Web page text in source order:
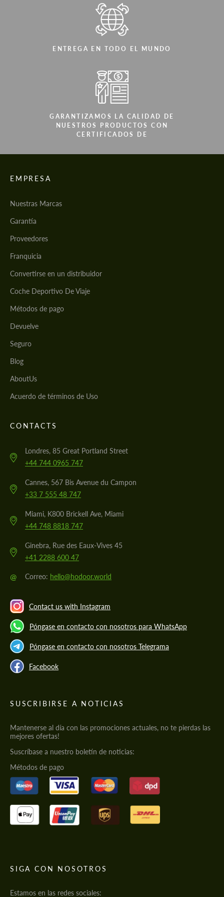
ENTREGA EN TODO EL MUNDO
GARANTIZAMOS LA CALIDAD DE
NUESTROS PRODUCTOS CON
CERTIFICADOS DE
EMPRESA
Nuestras Marcas
Garantía
Proveedores
Franquicia
Convertirse en un distribuidor
Coche Deportivo De Viaje
Métodos de pago
Devuelve
Seguro
Blog
AboutUs
Acuerdo de términos de Uso
CONTACTS
Londres, 85 Great Portland Street
+44 744 0965 747
Cannes, 567 Bis Avenue du Campon
+33 7 555 48 747
Miami, K800 Brickell Ave, Miami
+44 748 8818 747
Ginebra, Rue des Eaux-Vives 45
+41 2288 600 47
@ Correo: hello@hodoor.world
Contact us with Instagram
Póngase en contacto con nosotros para WhatsApp
Póngase en contacto con nosotros Telegrama
Facebook
SUSCRIBIRSE A NOTICIAS
Mantenerse al día con las promociones actuales, no te pierdas las
mejores ofertas!
Suscríbase a nuestro boletín de noticias:
Métodos de pago
SIGA CON NOSOTROS
Estamos en las redes sociales: